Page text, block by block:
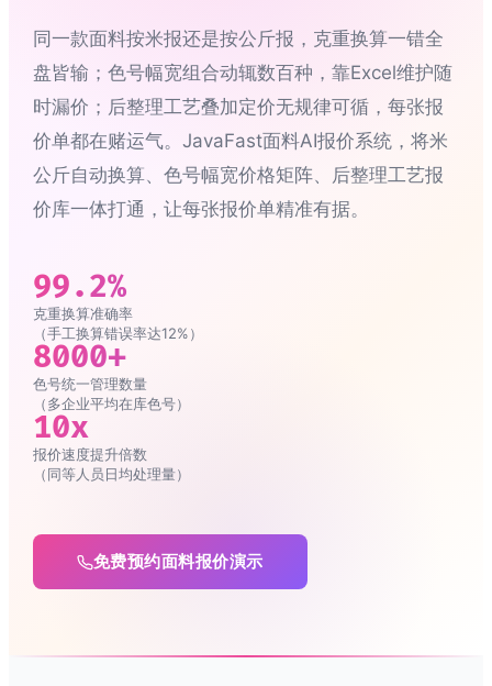
同一款面料按米报还是按公斤报，克重换算一错全
盘皆输；色号幅宽组合动辄数百种，靠Excel维护随
时漏价；后整理工艺叠加定价无规律可循，每张报
价单都在赌运气。JavaFast面料AI报价系统，将米
公斤自动换算、色号幅宽价格矩阵、后整理工艺报
价库一体打通，让每张报价单精准有据。
99.2%
克重换算准确率
（手工换算错误率达12%）
8000+
色号统一管理数量
（多企业平均在库色号）
10x
报价速度提升倍数
（同等人员日均处理量）
免费预约面料报价演示